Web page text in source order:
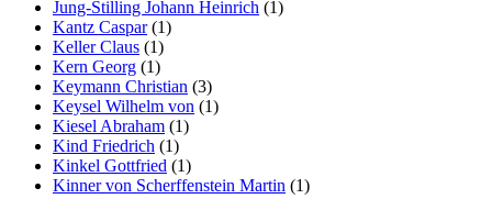
Jung-Stilling Johann Heinrich (1)
Kantz Caspar(1)
Keller Claus (1)
Kern Georg (1)
Keymann Christian (3)
Keysel Wilhelm von (1)
Kiesel Abraham (1)
Kind Friedrich (1)
Kinkel Gottfried (1)
Kinner von Scherffenstein Martin (1)